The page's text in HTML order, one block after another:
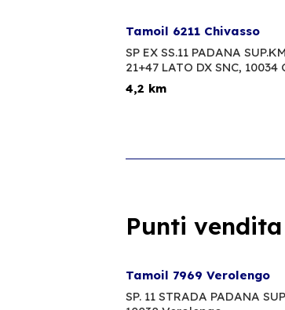
Tamoil 6211 Chivasso
SP EX SS.11 PADANA
21+47 LATO DX SNC, 10034
4,2 km
Punti
Tamoil 7969 Verolengo
SP. 11 STRADA PADANA